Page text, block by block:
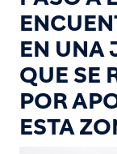
EN UNA
QUE SE
POR
ESTA